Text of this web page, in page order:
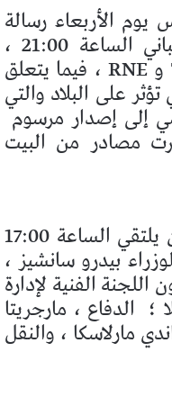
الأربعاء رسالة
تليفزيونية إلى الشعب الإسباني الساعة 21:00 ،
والتي يمكن رؤيتها على TVE و RNE ، فيما يتعلق
على البلاد والتي
إلى إصدار مرسوم
مصادر من البيت
سيجري خطاب الملك بعد أن يلتقي الساعة 17:00
بيدرو سانشيز ،
اللجنة الفنية لإدارة
؛ الدفاع ، مارجريتا
مارلاسكا ، والنقل